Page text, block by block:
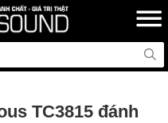
TC3815 đánh